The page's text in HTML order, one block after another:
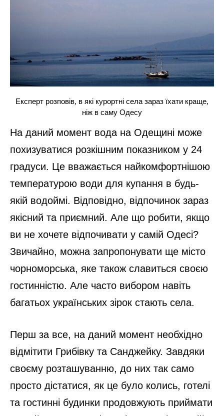
Експерт розповів, в які курортні села зараз їхати краще,
ніж в саму Одесу
На даний момент вода на Одещині може
похизуватися розкішним показником у 24
градуси. Це вважається найкомфортнішою
температурою води для купання в будь-
якій водоймі. Відповідно, відпочинок зараз
якісний та приємний. Але що робити, якщо
ви не хочете відпочивати у самій Одесі?
Звичайно, можна запропонувати ще місто
чорноморська, яке також славиться своєю
гостинністю. Але часто вибором навіть
багатьох українських зірок стають села.
Перш за все, на даний момент необхідно
відмітити Грибівку та Санджейку. Завдяки
своєму розташуванню, до них так само
просто дістатися, як це було колись, готелі
та гостинні будинки продовжують приймати